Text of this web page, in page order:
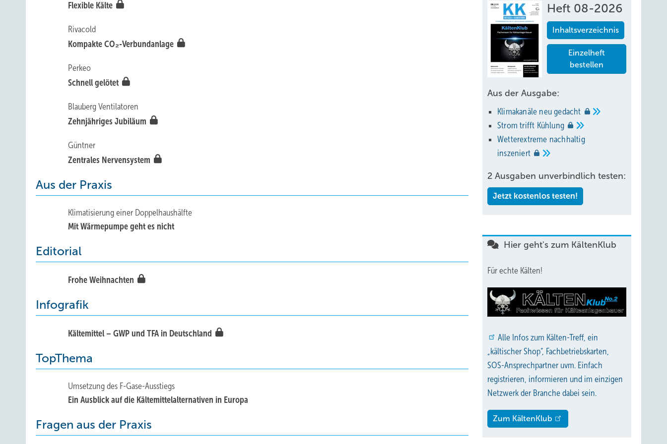
Flexible Kälte
Rivacold
Kompakte CO₂-Verbundanlage
Perkeo
Schnell gelötet
Blauberg Ventilatoren
Zehnjähriges Jubiläum
Güntner
Zentrales Nervensystem
Aus der Praxis
Klimatisierung einer Doppelhaushälfte
Mit Wärmepumpe geht es nicht
Editorial
Frohe Weihnachten
Infografik
Kältemittel – GWP und TFA in Deutschland
TopThema
Umsetzung des F-Gase-Ausstiegs
Ein Ausblick auf die Kältemittelalternativen in Europa
Fragen aus der Praxis
Heft 08-2026
Inhaltsverzeichnis
Einzelheft
bestellen
Aus der Ausgabe:
Klimakanäle neugedacht
Strom trifft Kühlung
Wetterextreme nachhaltig
inszeniert
2 Ausgaben unverbindlich testen:
Jetzt kostenlos testen!
Hier geht's zum KältenKlub
Für echte Kälten!
Alle Infos zum Kälten-Treff, ein
„kältischer Shop“, Fachbetriebskarten,
SOS-Ansprechpartner uvm. Einfach
registrieren, informieren und im einzigen
Netzwerk der Branche dabei sein.
Zum KältenKlub